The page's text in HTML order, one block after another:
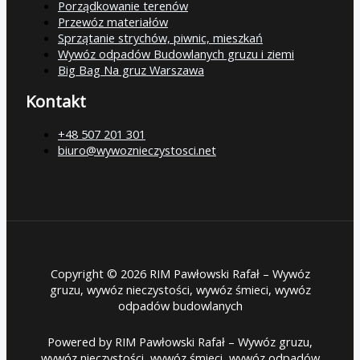
Porządkowanie terenów
Przewóz materiałów
Sprzątanie strychów, piwnic, mieszkań
Wywóz odpadów Budowlanych gruzu i ziemi
Big Bag Na gruz Warszawa
Kontakt
+48 507 201 301
biuro@wywoznieczystosci.net
Copyright © 2026 RIM Pawłowski Rafał – Wywóz
gruzu, wywóz nieczystości, wywóz śmieci, wywóz
odpadów budowlanych
Powered by RIM Pawłowski Rafał – Wywóz gruzu,